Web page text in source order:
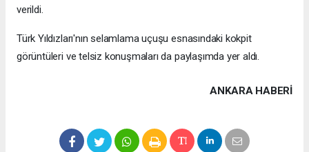
verildi.
Türk Yıldızları'nın selamlama uçuşu esnasındaki kokpit
görüntüleri ve telsiz konuşmaları da paylaşımda yer aldı.
ANKARA HABERİ